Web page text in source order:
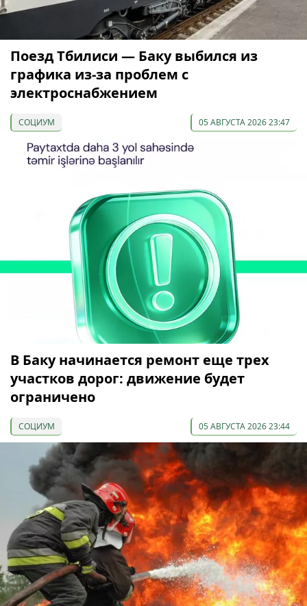
Поезд Тбилиси — Баку выбился из
графика из-за проблем с
электроснабжением
СОЦИУМ 05 АВГУСТА 2026 23:47
В Баку начинается ремонт еще трех
участков дорог: движение будет
ограничено
СОЦИУМ 05 АВГУСТА 2026 23:44